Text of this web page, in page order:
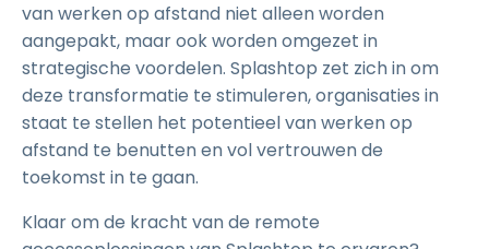
van werken op afstand niet alleen worden
aangepakt, maar ook worden omgezet in
strategische voordelen. Splashtop zet zich in om
deze transformatie te stimuleren, organisaties in
staat te stellen het potentieel van werken op
afstand te benutten en vol vertrouwen de
toekomst in te gaan.
Klaar om de kracht van de remote